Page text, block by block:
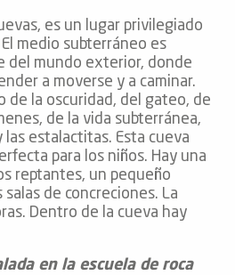
es un lugar privilegiado
medio subterráneo es
mundo exterior, donde
a moverse y a caminar.
de la oscuridad, del gateo, de
de la vida subterránea,
las estalactitas. Esta cueva
para los niños. Hay una
reptantes, un pequeño
de concreciones. La
Dentro de la cueva hay
en la escuela de roca